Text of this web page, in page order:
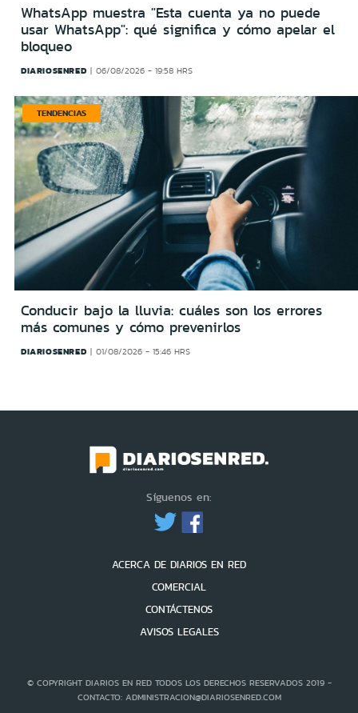
WhatsApp muestra "Esta cuenta ya no puede
usar WhatsApp": qué significa y cómo apelar el
bloqueo
DIARIOSENRED 06/08/2026 - 19:58 HRS
TENDENCIAS
Conducir bajo la lluvia: cuáles son los errores
más comunes y cómo prevenirlos
DIARIOSENRED 01/08/2026 - 15:46 HRS
Síguenos en:
ACERCA DE DIARIOS EN RED
COMERCIAL
CONTÁCTENOS
AVISOS LEGALES
© COPYRIGHT DIARIOS EN RED TODOS LOS DERECHOS RESERVADOS 2019 -
CONTACTO: ADMINISTRACION@DIARIOSENRED.COM